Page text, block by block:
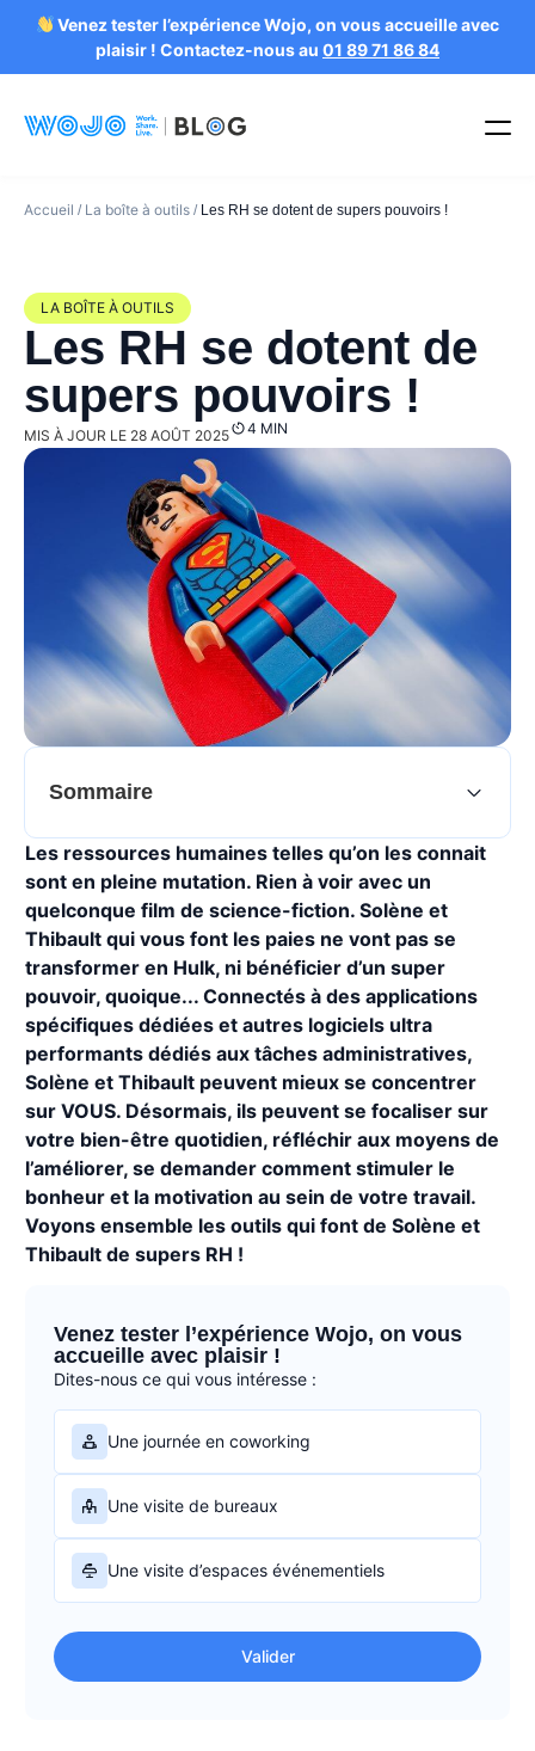
Venez tester l’expérience Wojo, on vous accueille avec
plaisir ! Contactez-nous au 01 89 71 86 84
Accueil / La boîte à outils / Les RH se dotent de supers pouvoirs !
LA BOÎTE À OUTILS
Les RH se dotent de
supers pouvoirs !
MIS À JOUR LE 28 AOÛT 2025 4 MIN
Sommaire
Les ressources humaines telles qu’on les connait
sont en pleine mutation. Rien à voir avec un
quelconque film de science-fiction. Solène et
Thibault qui vous font les paies ne vont pas se
transformer en Hulk, ni bénéficier d’un super
pouvoir, quoique... Connectés à des applications
spécifiques dédiées et autres logiciels ultra
performants dédiés aux tâches administratives,
Solène et Thibault peuvent mieux se concentrer
sur VOUS. Désormais, ils peuvent se focaliser sur
votre bien-être quotidien, réfléchir aux moyens de
l’améliorer, se demander comment stimuler le
bonheur et la motivation au sein de votre travail.
Voyons ensemble les outils qui font de Solène et
Thibault de supers RH !
Venez tester l’expérience Wojo, on vous
accueille avec plaisir !
Dites-nous ce qui vous intéresse :
Une journée en coworking
Une visite de bureaux
Une visite d’espaces événementiels
Valider